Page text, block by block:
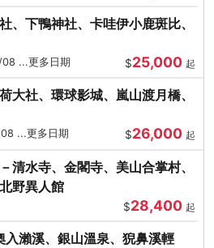
、下鴨神社、卡哇伊小鹿斑比、
...更多日期 $25,000 起
大社、環球影城、嵐山渡月橋、
...更多日期 $26,000 起
清水寺、金閣寺、美山合掌村、
野異人館
$28,400 起
瀨溪、銀山溫泉、猊鼻溪輕